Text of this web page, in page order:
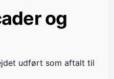
og
udført som aftalt til